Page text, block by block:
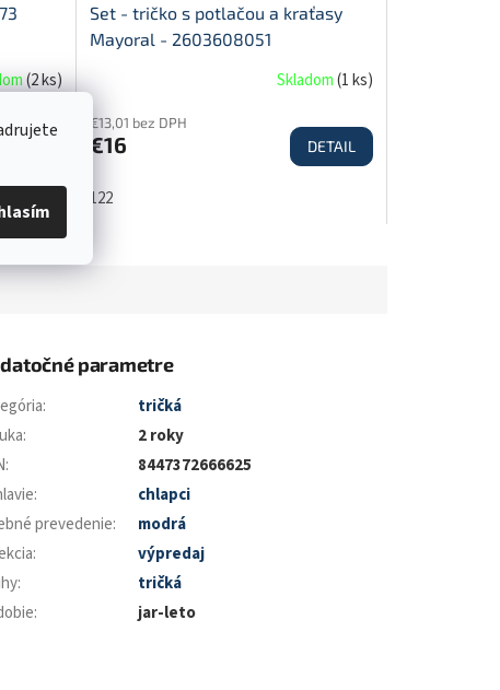
(2 ks)
Set - tričko s potlačou a kraťasy
Mayoral - 2603608051
Skladom(1 ks)
€13,01 bez DPH
€16 DETAIL
122
parametre
:
tričká
:
2 roky
:
8447372666625
:
chlapci
prevedenie:
modrá
:
výpredaj
:
tričká
: jar-leto